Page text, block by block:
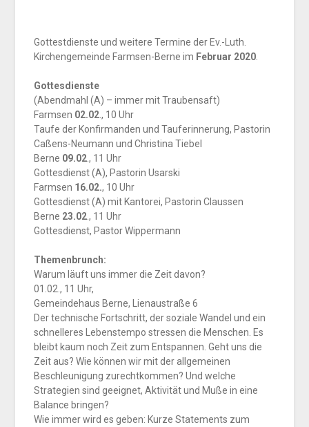
Gottestdienste und weitere Termine der Ev.-Luth.
Kirchengemeinde Farmsen-Berne im Februar 2020.
Gottesdienste
(Abendmahl (A) – immer mit Traubensaft)
Farmsen 02.02., 10 Uhr
Taufe der Konfirmanden und Tauferinnerung, Pastorin
Caßens-Neumann und Christina Tiebel
Berne 09.02., 11 Uhr
Gottesdienst (A), Pastorin Usarski
Farmsen 16.02., 10 Uhr
Gottesdienst (A) mit Kantorei, Pastorin Claussen
Berne 23.02., 11 Uhr
Gottesdienst, Pastor Wippermann
Themenbrunch:
Warum läuft uns immer die Zeit davon?
01.02., 11 Uhr,
Gemeindehaus Berne, Lienaustraße 6
Der technische Fortschritt, der soziale Wandel und ein
schnelleres Lebenstempo stressen die Menschen. Es
bleibt kaum noch Zeit zum Entspannen. Geht uns die
Zeit aus? Wie können wir mit der allgemeinen
Beschleunigung zurechtkommen? Und welche
Strategien sind geeignet, Aktivität und Muße in eine
Balance bringen?
Wie immer wird es geben: Kurze Statements zum